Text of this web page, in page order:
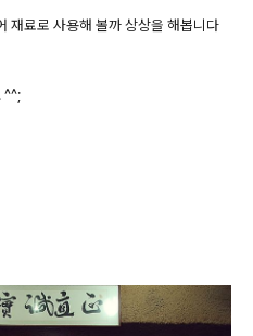
재료로 사용해 볼까 상상을 해봅니다
^^;